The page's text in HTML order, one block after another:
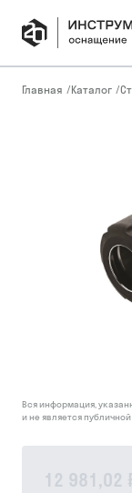
Главная /Каталог /
12 981,02
Вся информация,
и не является